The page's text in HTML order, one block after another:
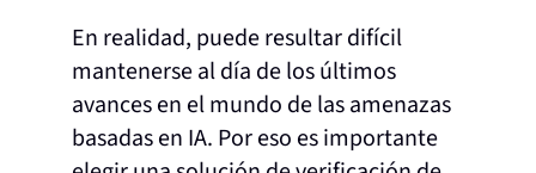
En realidad, puede resultar difícil
mantenerse al día de los últimos
avances en el mundo de las amenazas
basadas en IA. Por eso es importante